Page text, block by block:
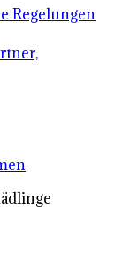
Regelungen